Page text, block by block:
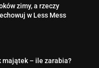
zimy, a rzeczy
w Less Mess
majątek – ile zarabia?